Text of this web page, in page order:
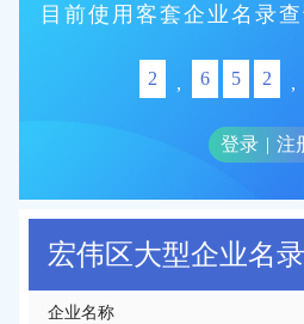
目前使用客套企业名录
2 , 6 5 2 ,
登录 | 注
宏伟区大型企业名录
企业名称